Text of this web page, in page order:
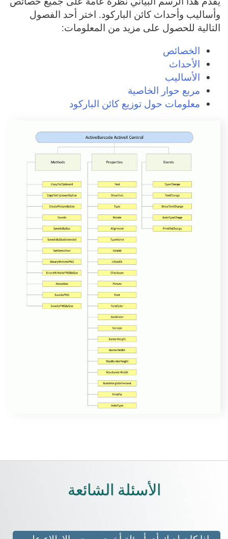
وأساليب وأحداث كائن الباركود. اختر أحد الفصول
التالية للحصول على مزيد من المعلومات:
الخصائص
الأحداث
الأساليب
مربع حوار الخاصية
معلومات حول توزيع كائن الباركود
الأسئلة الشائعة